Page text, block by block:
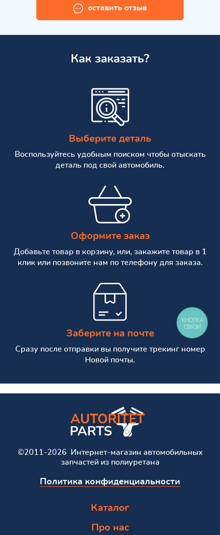
оставить отзыв
Как заказать?
Выберите деталь
Воспользуйтесь удобным поиском чтобы отыскать
деталь под свой автомобиль.
Оформите заказ
Добавьте товар в корзину, или, закажите товар в 1
клик или позвоните нам по телефону для заказа.
Заберите на почте
Сразу после отправки вы получите трекинг номер
Новой почты.
©2011-2026 Интернет-магазин автомобильных
запчастей из полиуретана
Политика конфиденциальности
Каталог
Про нас
КНОПКА
СВЯЗИ